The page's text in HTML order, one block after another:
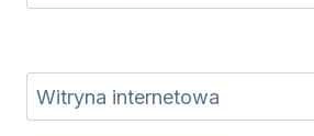
Witryna internetowa